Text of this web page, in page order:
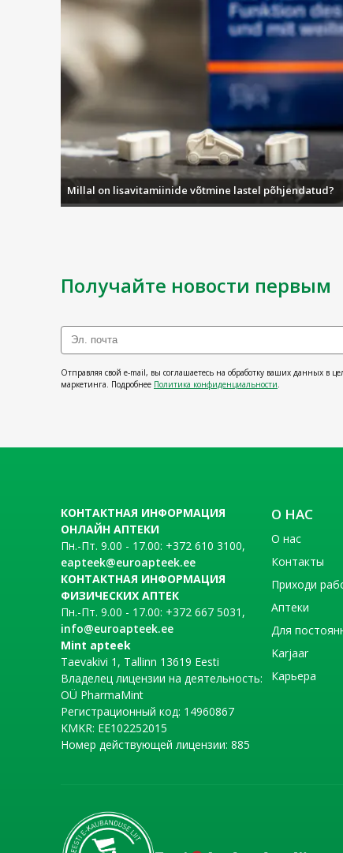
Millal on lisavitamiinide võtmine lastel põhjendatud?
Получайте новости первым
Отправляя свой e-mail, вы соглашаетесь на обработку ваших данных в
маркетинга. Подробнее Политика конфиденциальности
КОНТАКТНАЯ ИНФОРМАЦИЯ
ОНЛАЙН АПТЕКИ
Пн.-Пт. 9.00 - 17.00: +372 610 3100,
eapteek@euroapteek.ee
КОНТАКТНАЯ ИНФОРМАЦИЯ
ФИЗИЧЕСКИХ АПТЕК
Пн.-Пт. 9.00 - 17.00: +372 667 5031,
info@euroapteek.ee
Mint apteek
Taevakivi 1, Tallinn 13619 Eesti
Владелец лицензии на деятельность:
OÜ PharmaMint
Регистрационный код: 14960867
KMKR: EE102252015
Номер действующей лицензии: 885
О НАС
О нас
Контакты
Приходи
Аптеки
Для
Karjaar
Карьера